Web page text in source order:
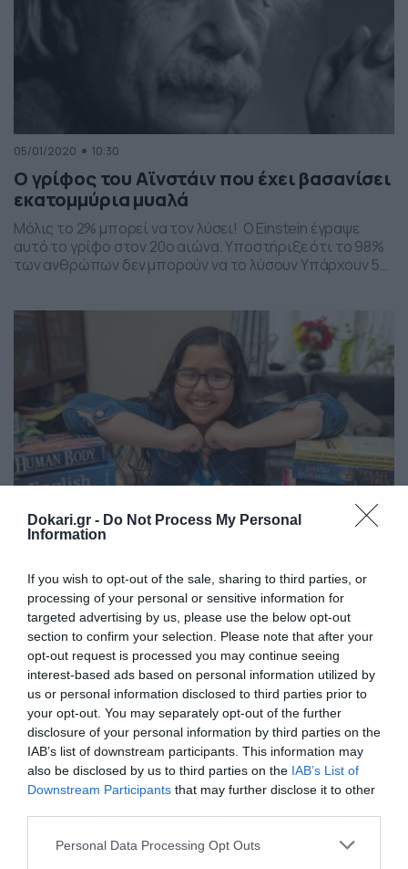
Dokari.gr - Do Not Process My Personal
Information
If you wish to opt-out of the sale, sharing to third parties, or
processing of your personal or sensitive information for
targeted advertising by us, please use the below opt-out
section to confirm your selection. Please note that after your
opt-out request is processed you may continue seeing
interest-based ads based on personal information utilized by
us or personal information disclosed to third parties prior to
your opt-out. You may separately opt-out of the further
disclosure of your personal information by third parties on the
IAB’s list of downstream participants. This information may
also be disclosed by us to third parties on the IAB’s List of
Downstream Participants that may further disclose it to other
Please note that this website/app uses one or more Google
Personal Data Processing Opt Outs
05/01/2020 10:30
Ο γρίφος του Αϊνστάιν που έχει βασανίσει
εκατομμύρια μυαλά
Μόλις το 2% μπορεί να τον λύσει! Ο Einstein έγραψε
αυτό το γρίφο στον 20ο αιώνα. Υποστήριξε ότι το 98%
των ανθρώπων δεν μπορούν να το λύσουν Υπάρχουν 5
ιδιοκτήτες πίνουν ένα συγκεκριμένο είδος ποτού
,καπνίζουν μια συγκεκριμένη μάρκα τσιγάρων […]
27/06/2019 12:20
Αυτή είναι η 11χρονη που έχει τρελάνει
τους ειδικούς – Δείτε τον λόγο
(photos+video)
Οι επιδόσεις της την κάνουν μοναδική. Ένα τρομερό
επίτευγμα κατάφερε να πετύχει μία μικρή κοπέλα, η
οποία έχει τρελάνει όλους τους ειδικούς με τις
επιδόσεις της. Μάλιστα, κατατάσσεται μόλις στο 1%
παγκοσμίως από τα άτομα που τα έχουν καταφέρει. Η
Ανούσκα Ντίξιτ αποτελεί το νέο παιδί θαύμα, καθώς
σημείωσε την μεγαλύτερη δυνατή επίδοση στο Mensa